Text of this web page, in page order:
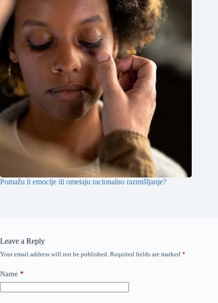
Pomažu li emocije ili ometaju racionalno razmišljanje?
Leave a Reply
Your email address will not be published. Required fields are marked *
Name *